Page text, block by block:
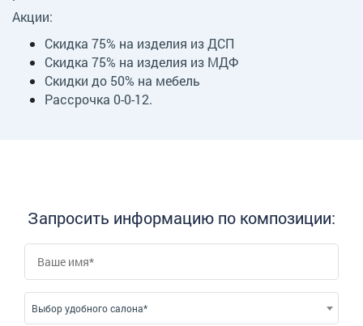
Акции:
Скидка 75% на изделия из ДСП
Скидка 75% на изделия из МДФ
Скидки до 50% на мебель
Рассрочка 0-0-12.
Запросить информацию по композиции:
Выбор удобного салона*